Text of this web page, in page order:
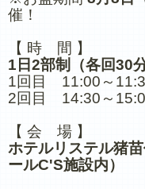
催！
【 時 間 】
1日2部制（各回30分
1回目 11:00～
2回目 14:30～
【 会 場 】
ホテルリステル猪
ールC'S施設内）